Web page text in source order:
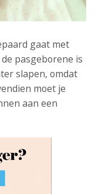
gaat met
pasgeborene is
slapen, omdat
moet je
aan een